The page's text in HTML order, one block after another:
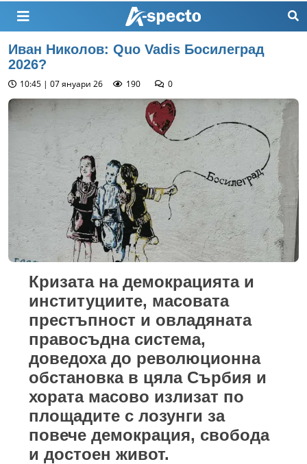
Иван Николов: Quo Vadis Босилеград
2026?
10:45 | 07 януари 26 190 0
Кризата на демокрацията и
институциите, масовата
престъпност и овладяната
правосъдна система,
доведоха до революционна
обстановка в цяла Сърбия и
хората масово излизат по
площадите с лозунги за
повече демокрация, свобода
и достоен живот.